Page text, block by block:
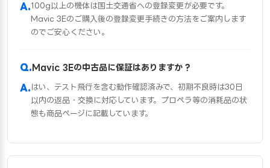
100g以上の機体は国土交通省への登録変更が必要です。
Mavic 3Eのご購入後の登録変更手続きの方法をご案内します
のでご安心ください。
Mavic 3Eの中古品に保証はありますか？
はい、テスト飛行を含む動作確認済みで、初期不良時は30日
以内の返品・交換に対応しています。プロペラ等の消耗品の状
態も商品ページに記載しています。